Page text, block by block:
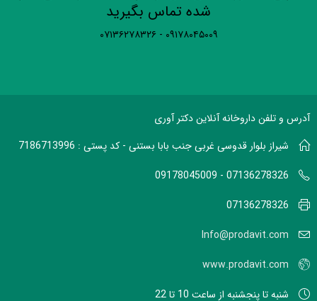
شده تماس بگیرید
۰۹۱۷۸۰۴۵۰۰۹ - ۰۷۱۳۶۲۷۸۳۲۶
آدرس و تلفن داروخانه آنلاین دکتر آوری
شیراز بلوار قدوسی غربی جنب بابا بستنی - کد پستی : 7186713996
07136278326 - 09178045009
07136278326
Info@prodavit.com
www.prodavit.com
شنبه تا پنجشنبه از ساعت 10 تا 22